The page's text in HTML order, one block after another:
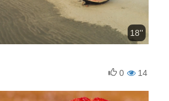
18''
14
0